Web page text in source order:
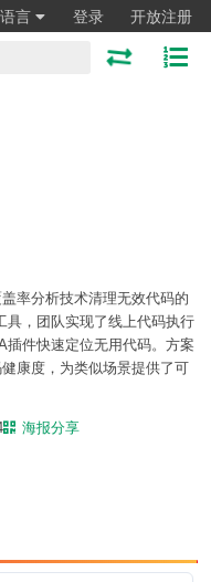
语言 登录 开放注册
率分析技术清理无效代码的
具，团队实现了线上代码执行
件快速定位无用代码。方案
康度，为类似场景提供了可
海报分享